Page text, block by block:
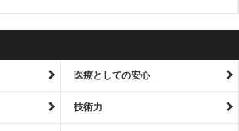
医療としての安心
技術力